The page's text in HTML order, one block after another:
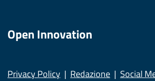
Open Innovation
Privacy Policy Redazione Social